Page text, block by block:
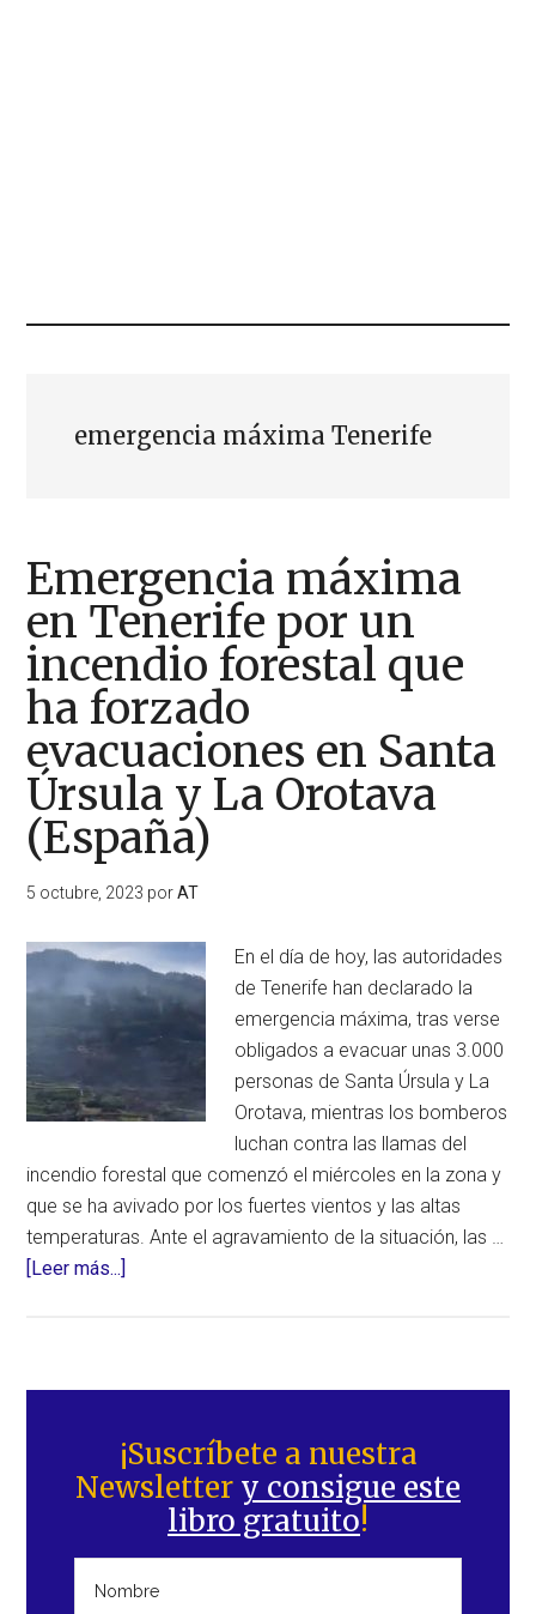
emergencia máxima Tenerife
Emergencia máxima
en Tenerife por un
incendio forestal que
ha forzado
evacuaciones en Santa
Úrsula y La Orotava
(España)
5 octubre, 2023 porAT
En el día de hoy, las autoridades
de Tenerife han declarado la
emergencia máxima, tras verse
obligados a evacuar unas 3.000
personas de Santa Úrsula y La
Orotava, mientras los bomberos
luchan contra las llamas del
incendio forestal que comenzó el miércoles en la zona y
que se ha avivado por los fuertes vientos y las altas
temperaturas. Ante el agravamiento de la situación, las …
[Leer más...]
en
por
un
incendio
que
lateral
principal
¡Suscríbete a nuestra
Newsletter y consigue este
libro gratuito!